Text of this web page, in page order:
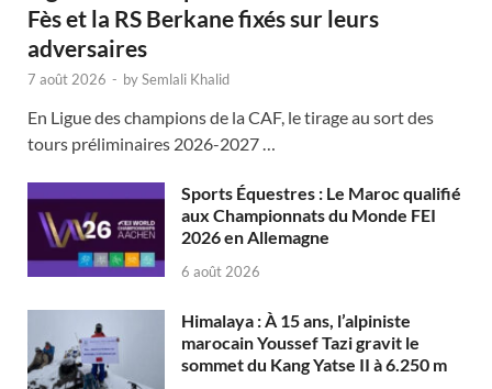
Fès et la RS Berkane fixés sur leurs
adversaires
7 août 2026 - bySemlali Khalid
En Ligue des champions de la CAF, le tirage au sort des
tours préliminaires 2026-2027 …
Sports Équestres : Le Maroc qualifié
aux Championnats du Monde FEI
2026 en Allemagne
6 août 2026
Himalaya : À 15 ans, l’alpiniste
marocain Youssef Tazi gravit le
sommet du Kang Yatse II à 6.250 m